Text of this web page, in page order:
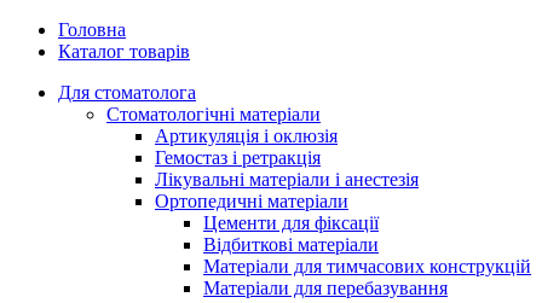
Головна
Каталог товарів
Для стоматолога
Стоматологічні матеріали
Артикуляція і оклюзія
Гемостаз і ретракція
Лікувальні матеріали і анестезія
Ортопедичні матеріали
Цементи для фіксації
Відбиткові матеріали
Матеріали для тимчасових конструкцій
Матеріали для перебазування